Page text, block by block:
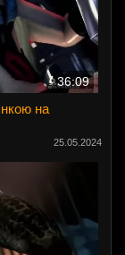
36:09
на
25.05.2024